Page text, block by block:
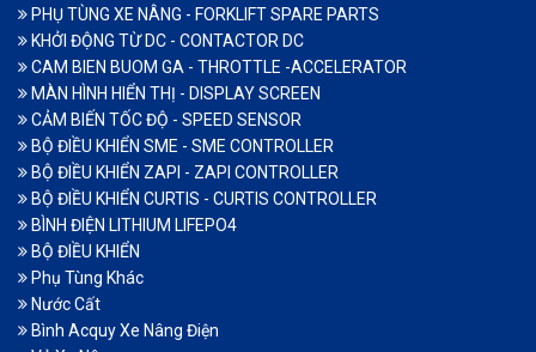
PHỤ TÙNG XE NÂNG - FORKLIFT SPARE PARTS
KHỞI ĐỘNG TỪ DC - CONTACTOR DC
CAM BIEN BUOM GA - THROTTLE -ACCELERATOR
MÀN HÌNH HIỂN THỊ - DISPLAY SCREEN
CẢM BIẾN TỐC ĐỘ - SPEED SENSOR
BỘ ĐIỀU KHIỂN SME - SME CONTROLLER
BỘ ĐIỀU KHIỂN ZAPI - ZAPI CONTROLLER
BỘ ĐIỀU KHIỂN CURTIS - CURTIS CONTROLLER
BÌNH ĐIỆN LITHIUM LIFEPO4
BỘ ĐIỀU KHIỂN
Phụ Tùng Khác
Nước Cất
Bình Acquy Xe Nâng Điện